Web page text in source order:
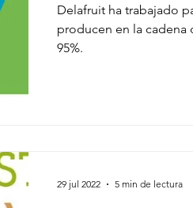
Delafruit ha trabajado
producen en la cadena
95%.
29 jul 2022 5 min de lectura